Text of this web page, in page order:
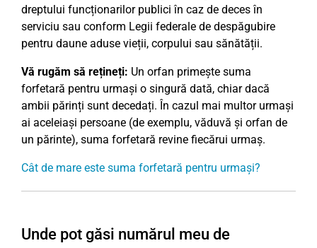
dreptului funcționarilor publici în caz de deces în
serviciu sau conform Legii federale de despăgubire
pentru daune aduse vieții, corpului sau sănătății.
Vă rugăm să rețineți: Un orfan primește suma
forfetară pentru urmași o singură dată, chiar dacă
ambii părinți sunt decedați. În cazul mai multor urmași
ai aceleiași persoane (de exemplu, văduvă și orfan de
un părinte), suma forfetară revine fiecărui urmaș.
Cât de mare este suma forfetară pentru urmași?
Unde pot găsi numărul meu de